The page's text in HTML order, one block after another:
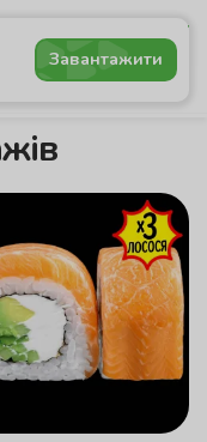
Завантажити
Комбо Напої